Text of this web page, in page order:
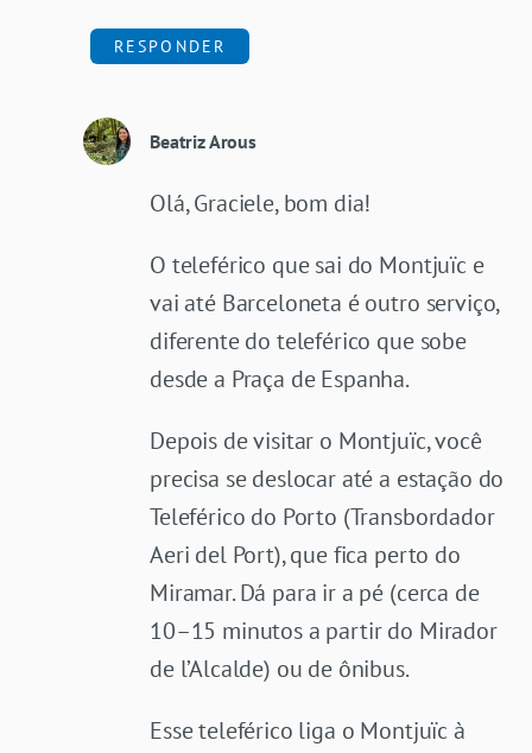
RESPONDER
Beatriz Arous
Olá, Graciele, bom dia!
O teleférico que sai do Montjuïc e
vai até Barceloneta é outro serviço,
diferente do teleférico que sobe
desde a Praça de Espanha.
Depois de visitar o Montjuïc, você
precisa se deslocar até a estação do
Teleférico do Porto (Transbordador
Aeri del Port), que fica perto do
Miramar. Dá para ir a pé (cerca de
10–15 minutos a partir do Mirador
de l’Alcalde) ou de ônibus.
Esse teleférico liga o Montjuïc à